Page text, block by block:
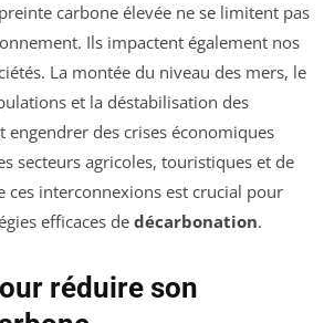
carbone élevée ne se limitent pas
Ils impactent également nos
La montée du niveau des mers, le
et la déstabilisation des
engendrer des crises économiques
secteurs agricoles, touristiques et de
ces interconnexions est crucial pour
efficaces de décarbonation.
réduire son